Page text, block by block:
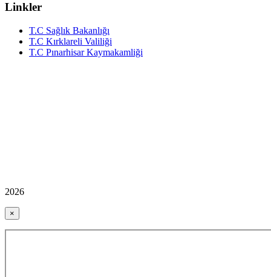
Linkler
T.C Sağlık Bakanlığı
T.C Kırklareli Valiliği
T.C Pınarhisar Kaymakamliği
2026
×